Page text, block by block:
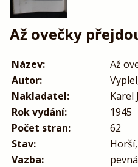
Až ovečky
Název:
Až
Autor:
Nakladatel:
Karel
Rok vydání:
1945
Počet stran:
62
Stav:
Vazba: